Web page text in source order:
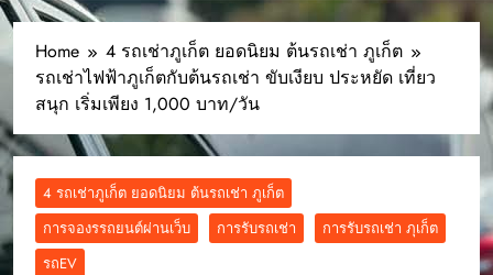
Home
4 รถเช่าภูเก็ต ยอดนิยม ต้นรถเช่า ภูเก็ต
รถเช่าไฟฟ้าภูเก็ตกับต้นรถเช่า ขับเงียบ ประหยัด เที่ยว
สนุก เริ่มเพียง 1,000 บาท/วัน
4 รถเช่าภูเก็ต ยอดนิยม ต้นรถเช่า ภูเก็ต
การจองรรถยนต์ผ่านเว็บ
การรับรถเช่า
การรับรถเช่า ภุเก็ต
รถEV